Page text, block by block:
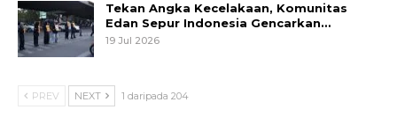
Tekan Angka Kecelakaan, Komunitas
Edan Sepur Indonesia Gencarkan…
19 Jul 2026
PREV NEXT 1 daripada 204